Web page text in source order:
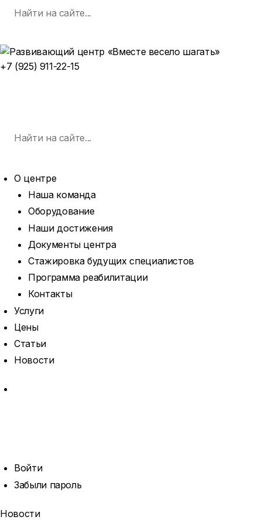
Skip
+7 (925) 911-22-15
О центре
Наша команда
Оборудование
Наши достижения
Документы центра
Стажировка будущих специалистов
Программа реабилитации
Контакты
Услуги
Цены
Статьи
Новости
Войти
Забыли пароль
Новости